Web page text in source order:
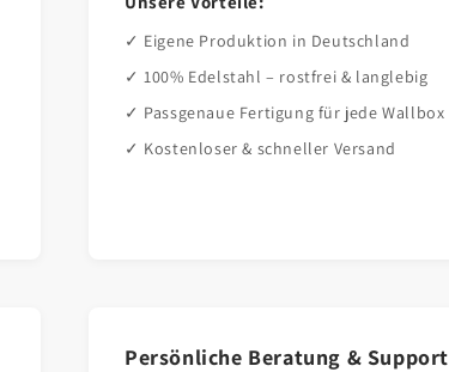
✓ Eigene Produktion in Deutschland
✓ 100% Edelstahl – rostfrei & langlebig
✓ Passgenaue Fertigung für jede Wallbox
✓ Kostenloser & schneller Versand
Persönliche Beratung & Support